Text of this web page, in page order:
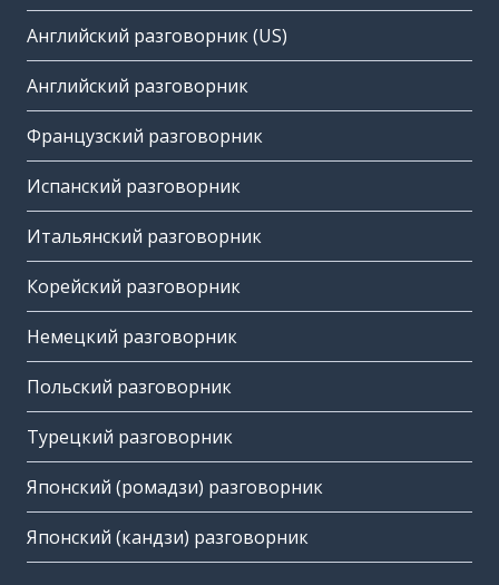
Английский разговорник (US)
Английский разговорник
Французский разговорник
Испанский разговорник
Итальянский разговорник
Корейский разговорник
Немецкий разговорник
Польский разговорник
Турецкий разговорник
Японский (ромадзи) разговорник
Японский (кандзи) разговорник